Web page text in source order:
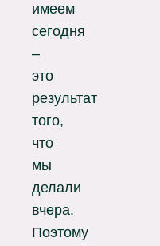
имеем
сегодня
–
это
результат
того,
что
мы
делали
вчера.
Поэтому